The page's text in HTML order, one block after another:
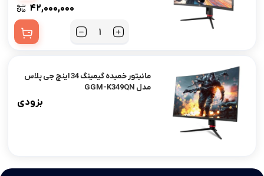
۴۲,۰۰۰,۰۰۰
مانیتور خمیده گیمینگ 34 اینچ جی پلاس
مدل GGM-K349QN
بزودی